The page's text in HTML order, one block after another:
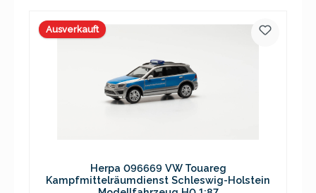
Ausverkauft
Herpa 096669 VW Touareg
Kampfmittelräumdienst Schleswig-Holstein